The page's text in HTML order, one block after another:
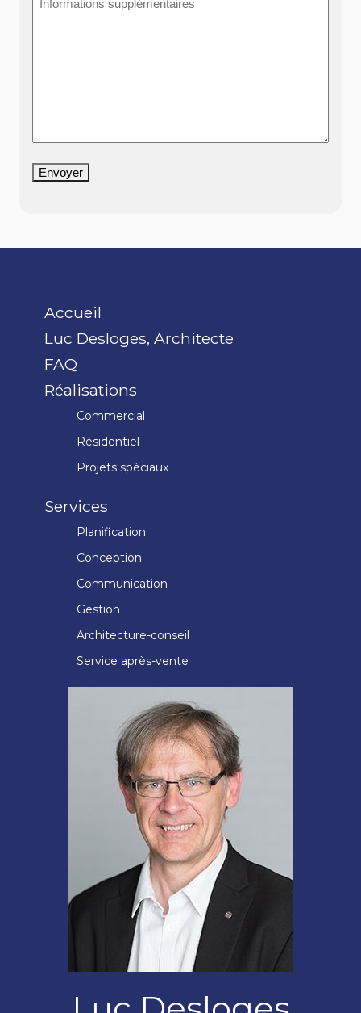
supplémentaires
Envoyer
Accueil
Luc Desloges, Architecte
FAQ
Réalisations
Commercial
Résidentiel
Projets spéciaux
Services
Planification
Conception
Communication
Gestion
Architecture-conseil
Service après-vente